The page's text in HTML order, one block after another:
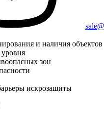
и наличия объектов
зон
искрозащиты